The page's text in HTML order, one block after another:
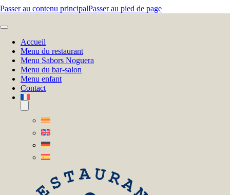
Passer au contenu principalPasser au pied de page
Accueil
Menu du restaurant
Menu Sabors Noguera
Menu du bar-salon
Menu enfant
Contact